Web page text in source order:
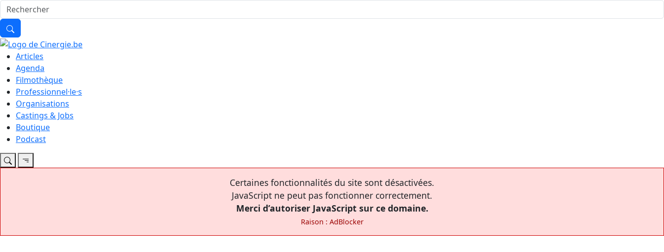
Articles
Agenda
Filmothèque
Professionnel·le·s
Organisations
Castings & Jobs
Boutique
Podcast
Certaines fonctionnalités du site sont désactivées.
JavaScript ne peut pas fonctionner correctement.
Merci d’autoriser JavaScript sur ce domaine.
Raison : AdBlocker